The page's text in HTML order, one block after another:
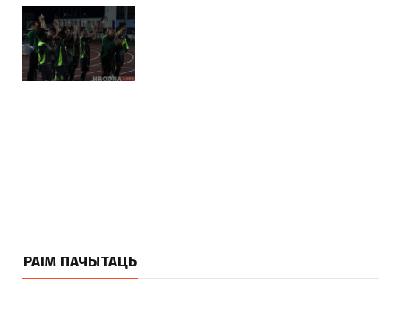
РАІМ ПАЧЫТАЦЬ